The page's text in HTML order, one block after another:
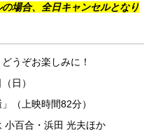
場合、全日キャンセルとなり
うぞお楽しみに！
日）
（上映時間82分）
小百合・浜田 光夫ほか